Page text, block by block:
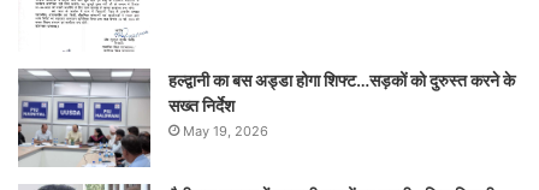
हल्द्वानी का बस अड्डा होगा शिफ्ट…सड़कों को दुरुस्त करने के
सख्त निर्देश
May 19, 2026